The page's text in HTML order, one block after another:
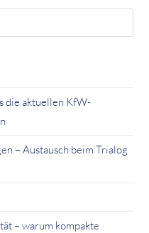
die aktuellen KfW-
– Austausch beim Trialog
– warum kompakte